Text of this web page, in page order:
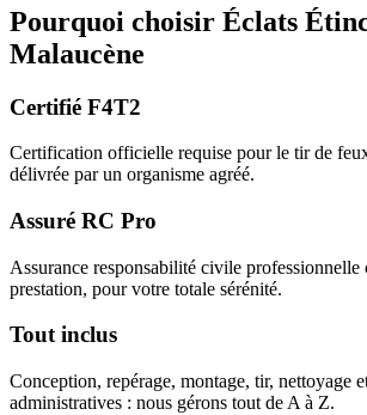
Pourquoi choisir Éclats
Malaucène
Certifié F4T2
Certification officielle requise pour le tir de
délivrée par un organisme agréé.
Assuré RC Pro
Assurance responsabilité civile professionnelle
prestation, pour votre totale sérénité.
Tout inclus
Conception, repérage, montage, tir, nettoyage
administratives : nous gérons tout de A à Z.